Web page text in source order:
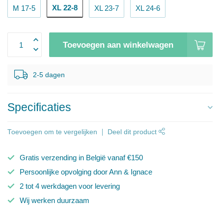
M 17-5 XL 22-8 XL 23-7 XL 24-6
Toevoegen aan winkelwagen
2-5 dagen
Specificaties
Toevoegen om te vergelijken Deel dit product
Gratis verzending in België vanaf €150
Persoonlijke opvolging door Ann & Ignace
2 tot 4 werkdagen voor levering
Wij werken duurzaam